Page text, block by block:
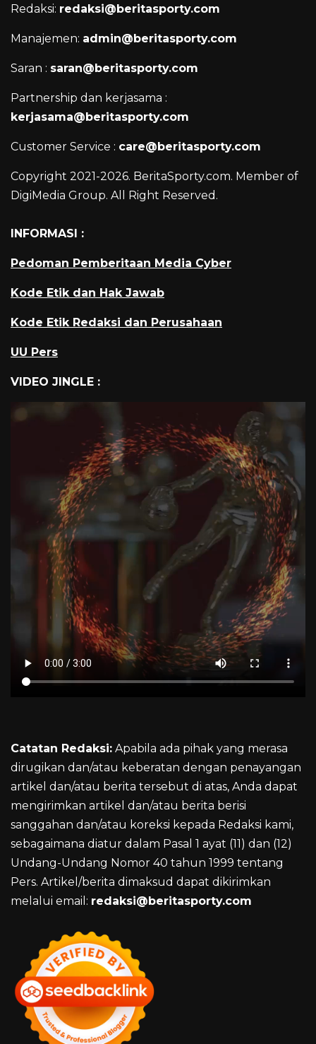
Redaksi: redaksi@beritasporty.com
Manajemen: admin@beritasporty.com
Saran : saran@beritasporty.com
Partnership dan kerjasama :
kerjasama@beritasporty.com
Customer Service : care@beritasporty.com
Copyright 2021-2026. BeritaSporty.com. Member of
DigiMedia Group. All Right Reserved.
INFORMASI :
Pedoman Pemberitaan Media Cyber
Kode Etik dan Hak Jawab
Kode Etik Redaksi dan Perusahaan
UU Pers
VIDEO JINGLE :
Catatan Redaksi: Apabila ada pihak yang merasa
dirugikan dan/atau keberatan dengan penayangan
artikel dan/atau berita tersebut di atas, Anda dapat
mengirimkan artikel dan/atau berita berisi
sanggahan dan/atau koreksi kepada Redaksi kami,
sebagaimana diatur dalam Pasal 1 ayat (11) dan (12)
Undang-Undang Nomor 40 tahun 1999 tentang
Pers. Artikel/berita dimaksud dapat dikirimkan
melalui email: redaksi@beritasporty.com